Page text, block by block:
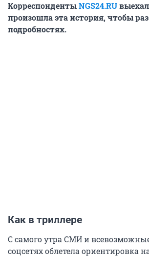
КорреспондентыNGS24.RU
произошла эта история, чтобы
подробностях.
Как в триллере
С самого утра СМИ и
соцсетях облетела ориентировка